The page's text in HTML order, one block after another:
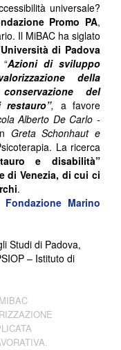
universale?
Promo PA,
Il MiBAC ha siglato
Università di Padova
Azioni di sviluppo
della
del
, a favore
Alberto De Carlo -
Greta Schonhaut e
La ricerca
e disabilità”
di Venezia, di cui ci
.
Marino
Studi di Padova,
– Istituto di
MIBAC